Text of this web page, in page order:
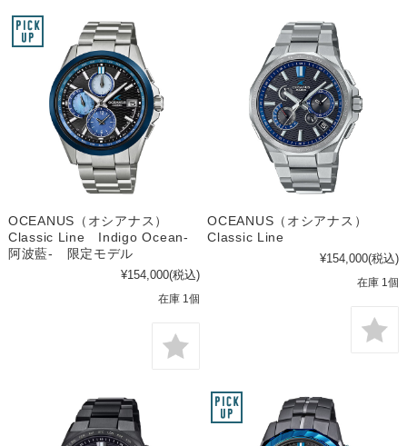
OCEANUS（オシアナス）
Classic Line Indigo Ocean-
阿波藍- 限定モデル
¥154,000(税込)
在庫 1個
OCEANUS（オシアナス）
Classic Line
¥154,000(税込)
在庫 1個